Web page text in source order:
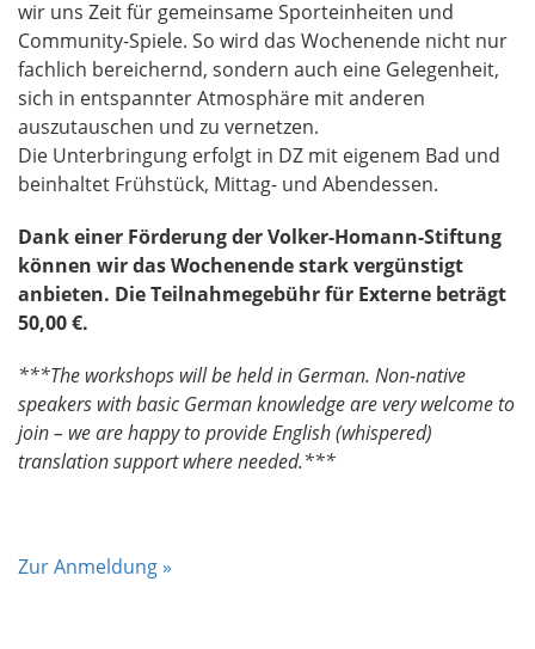
wir uns Zeit für gemeinsame Sporteinheiten und
Community-Spiele. So wird das Wochenende nicht nur
fachlich bereichernd, sondern auch eine Gelegenheit,
sich in entspannter Atmosphäre mit anderen
auszutauschen und zu vernetzen.
Die Unterbringung erfolgt in DZ mit eigenem Bad und
beinhaltet Frühstück, Mittag- und Abendessen.
Dank einer Förderung der Volker-Homann-Stiftung
können wir das Wochenende stark vergünstigt
anbieten. Die Teilnahmegebühr für Externe beträgt
50,00 €.
***The workshops will be held in German. Non-native
speakers with basic German knowledge are very welcome to
join – we are happy to provide English (whispered)
translation support where needed.***
Zur Anmeldung »